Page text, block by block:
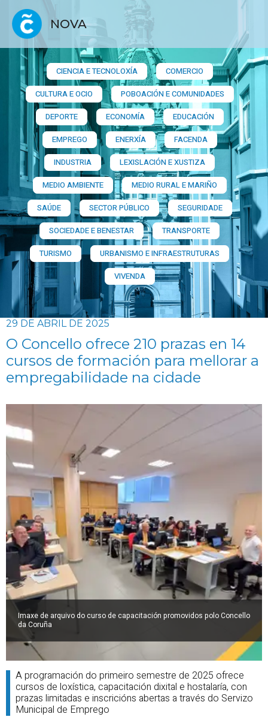
NOVA
CIENCIA E TECNOLOXÍA
COMERCIO
CULTURA E OCIO
POBOACIÓN E COMUNIDADES
DEPORTE
ECONOMÍA
EDUCACIÓN
EMPREGO
ENERXÍA
FACENDA
INDUSTRIA
LEXISLACIÓN E XUSTIZA
MEDIO AMBIENTE
MEDIO RURAL E MARIÑO
SAÚDE
SECTOR PÚBLICO
SEGURIDADE
SOCIEDADE E BENESTAR
TRANSPORTE
TURISMO
URBANISMO E INFRAESTRUTURAS
VIVENDA
29 DE ABRIL DE 2025
O Concello ofrece 210 prazas en 14
cursos de formación para mellorar a
empregabilidade na cidade
Imaxe de arquivo do curso de capacitación promovidos polo Concello
da Coruña
A programación do primeiro semestre de 2025 ofrece
cursos de loxística, capacitación dixital e hostalaría, con
prazas limitadas e inscricións abertas a través do Servizo
Municipal de Emprego